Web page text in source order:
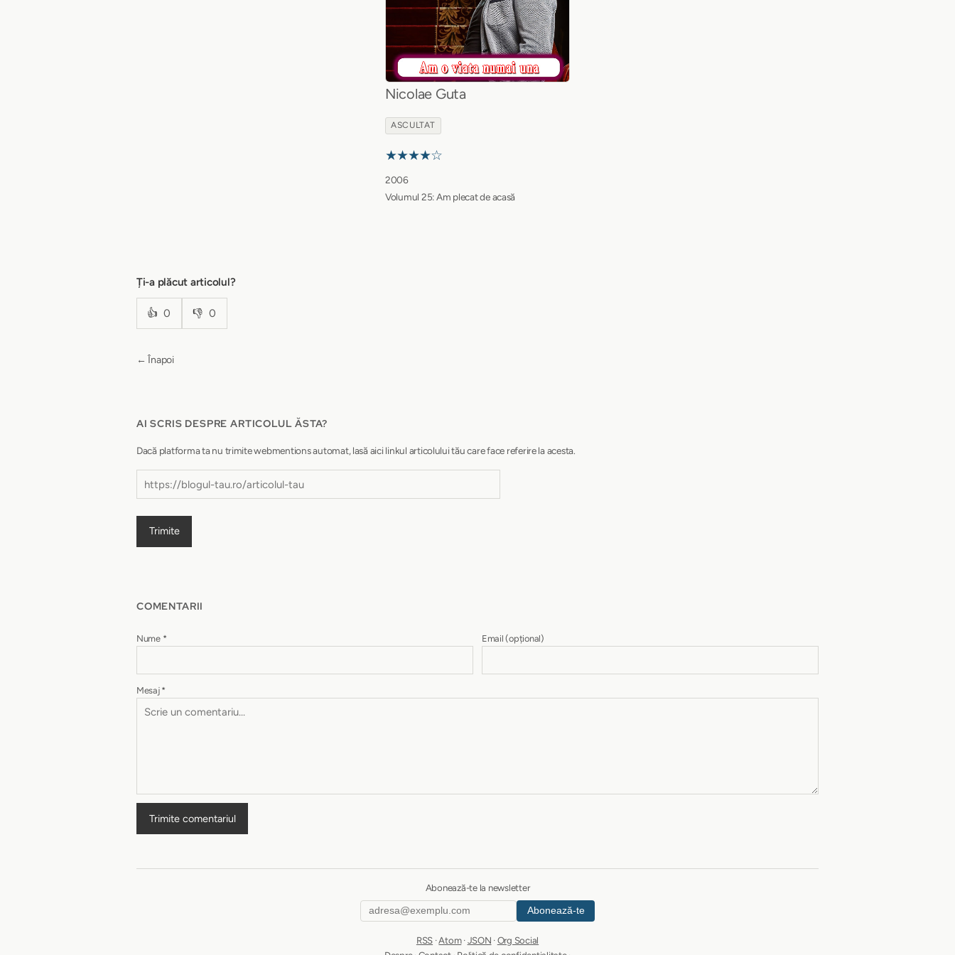
Nicolae Guta
ASCULTAT
★★★★☆
2006
Volumul 25: Am plecat de acasă
Ți-a plăcut articolul?
👍 0 👎 0
← Înapoi
AI SCRIS DESPRE ARTICOLUL ĂSTA?
Dacă platforma ta nu trimite webmentions automat, lasă aici linkul articolului tău care face referire la acesta.
Trimite
COMENTARII
Nume * Email(opțional)
Mesaj *
Trimite comentariul
Abonează-te la newsletter
Abonează-te
RSS ·Atom· JSON · Org Social